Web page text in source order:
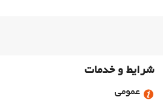
شرایط و خدمات
عمومی